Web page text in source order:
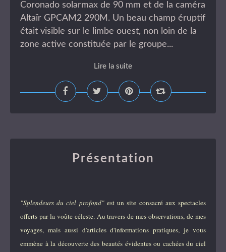
Coronado solarmax de 90 mm et de la caméra
Altaïr GPCAM2 290M. Un beau champ éruptif
était visible sur le limbe ouest, non loin de la
zone active constituée par le groupe...
Lire la suite
Présentation
"Splendeurs du ciel profond"est un site consacré aux spectacles
offerts par la voûte céleste. Au travers de mes observations, de mes
voyages, mais aussi d'articles d'informations pratiques, je vous
emmène à la découverte des beautés évidentes ou cachées du ciel